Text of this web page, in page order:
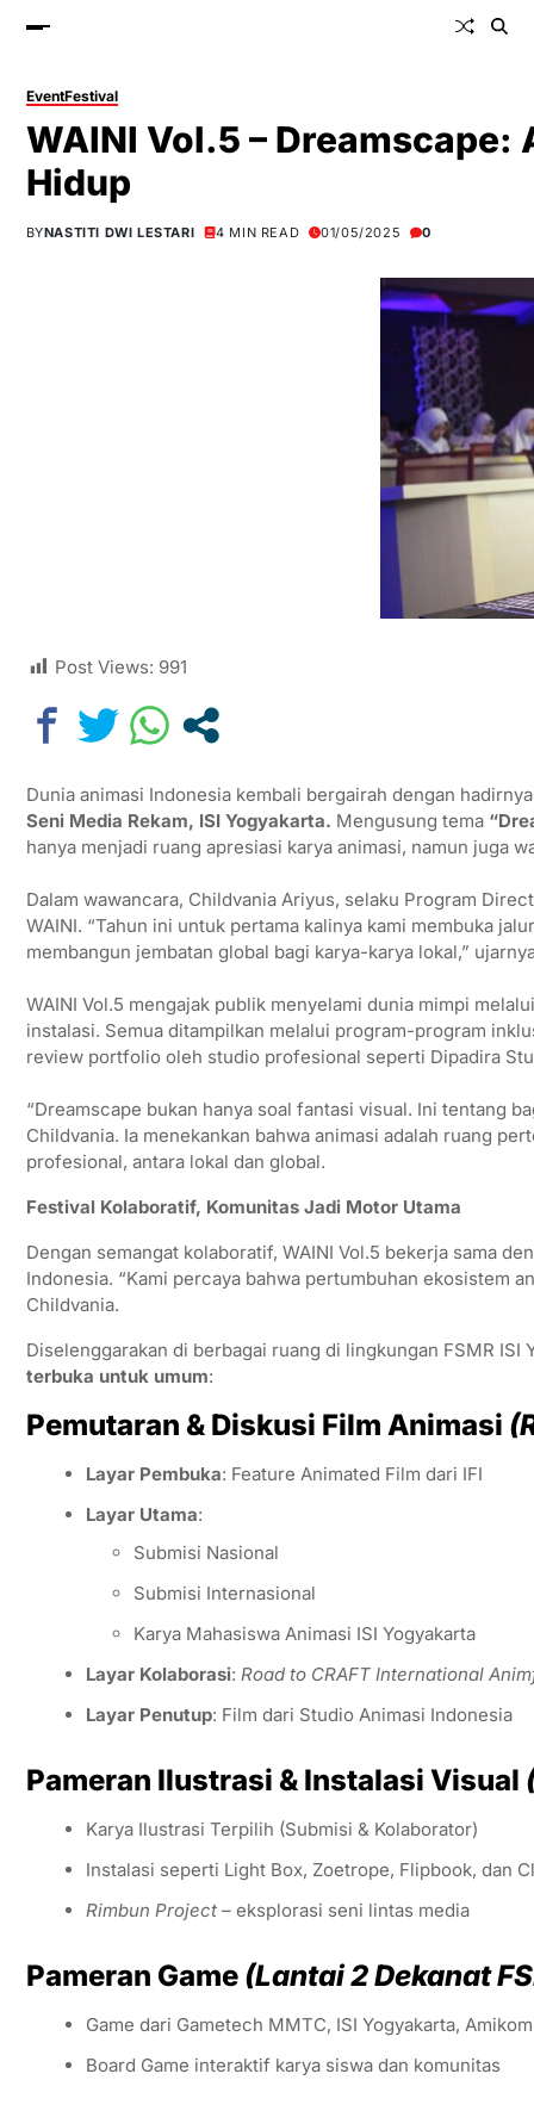
EventFestival
WAINI Vol.5 –
Hidup
BYNASTITI DWI LESTARI 4 MIN READ 01/05/2025 0
Post Views: 991
Dunia animasi Indonesia kembali bergairah dengan
Seni Media Rekam, ISI Yogyakarta. Mengusung tema
hanya menjadi ruang apresiasi karya animasi, namun juga
Dalam wawancara, Childvania Ariyus, selaku Program
WAINI. “Tahun ini untuk pertama kalinya kami membuka
membangun jembatan global bagi karya-karya lokal,”
WAINI Vol.5 mengajak publik menyelami dunia mimpi
instalasi. Semua ditampilkan melalui program-program
review portfolio oleh studio profesional seperti Dipadira
“Dreamscape bukan hanya soal fantasi visual. Ini tentang
Childvania. Ia menekankan bahwa animasi adalah ruang
profesional, antara lokal dan global.
Festival Kolaboratif, Komunitas Jadi Motor Utama
Dengan semangat kolaboratif, WAINI Vol.5 bekerja sama
Indonesia. “Kami percaya bahwa pertumbuhan ekosistem
Childvania.
Diselenggarakan di berbagai ruang di lingkungan FSMR
terbuka untuk umum:
Pemutaran & Diskusi Film Animasi
Layar Pembuka: Feature Animated Film dari IFI
Layar Utama:
Submisi Nasional
Submisi Internasional
Karya Mahasiswa Animasi ISI Yogyakarta
Layar Kolaborasi: Road to CRAFT International
Layar Penutup: Film dari Studio Animasi Indonesia
Pameran Ilustrasi & Instalasi Visual
Karya Ilustrasi Terpilih (Submisi & Kolaborator)
Instalasi seperti Light Box, Zoetrope, Flipbook, dan
Rimbun Project– eksplorasi seni lintas media
Pameran Game (Lantai 2 Dekanat
Game dari Gametech MMTC, ISI Yogyakarta,
Board Game interaktif karya siswa dan komunitas